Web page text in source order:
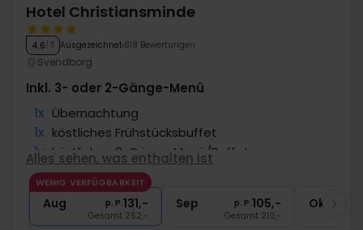
Hotel Christiansminde
4.6/ 5 Ausgezeichnet 818 Bewertungen
Svendborg
Inkl. 3- oder 2-Gänge-Menü
1x Übernachtung
1x köstliches Frühstücksbuffet
1x köstliches 3-Gänge Menü/Buffet
1x Kaffee am Nachmittag
∞ Gratis Parken am Hotel
Alles sehen, was enthalten ist
WENIG VERFÜGBARKEIT
Aug p. P.131,-
Gesamt 262,-
Sep p. P.105,-
Gesamt 210,-
Okt